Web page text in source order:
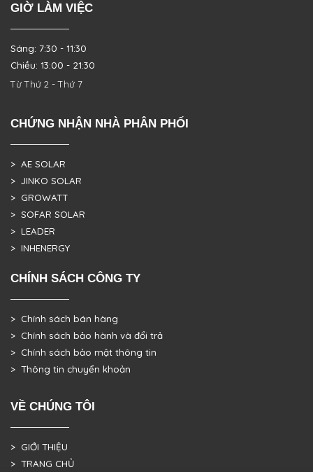
GIỜ LÀM VIỆC
Sáng: 7:30 - 11:30
Chiều: 13:00 - 21:30
Từ Thứ 2 - Thứ 7
CHỨNG NHẬN NHÀ PHÂN PHỐI
> AE SOLAR
> JINKO SOLAR
> GROWATT
> SOFAR SOLAR
> LEADER
> INHENERGY
CHÍNH SÁCH CÔNG TY
> Chính sách bán hàng
> Chính sách bảo hành và đổi trả
> Chính sách bảo mật thông tin
> Thông tin chuyển khoản
VỀ CHÚNG TÔI
> GIỚI THIỆU
> TRANG CHỦ